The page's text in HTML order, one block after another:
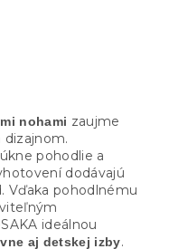
nohami zaujme
pohodlie a
dodávajú
Vďaka pohodlnému
ideálnou
aj detskej izby.